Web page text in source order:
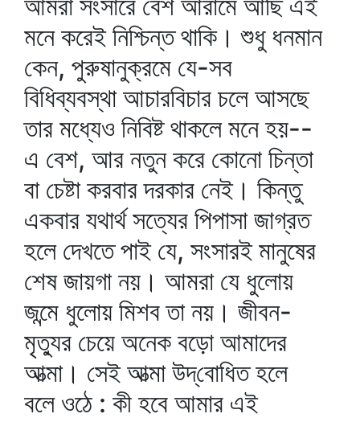
মনে করেই নিশ্চিন্ত থাকি। শুধু ধনমান
কেন, পুরুষানুক্রমে যে-সব
বিধিব্যবস্থা আচারবিচার চলে আসছে
তার মধ্যেও নিবিষ্ট থাকলে মনে হয়--
এ বেশ, আর নতুন করে কোনো চিন্তা
বা চেষ্টা করবার দরকার নেই। কিন্তু
একবার যথার্থ সত্যের পিপাসা জাগ্রত
হলে দেখতে পাই যে, সংসারই মানুষের
শেষ জায়গা নয়। আমরা যে ধুলোয়
জন্মে ধুলোয় মিশব তা নয়। জীবন-
মৃত্যুর চেয়ে অনেক বড়ো আমাদের
আত্মা। সেই আত্মা উদ্‌বোধিত হলে
বলে ওঠে : কী হবে আমার এই